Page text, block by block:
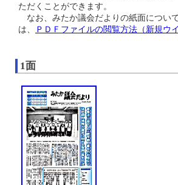
ただくことができます。
なお、みたか議会だよりの紙面につい
は、
ＰＤＦファイルの閲覧方法（新規ウ
1面